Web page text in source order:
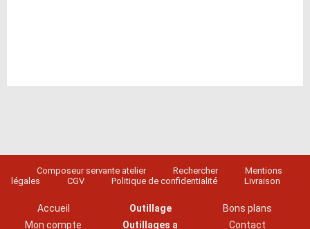
Composeur servante atelier Rechercher
Mentions
légales
CGV Politique de confidentialité Livraison
Accueil
Mon compte
Outillage
Outillages a
Bons plans
Contact